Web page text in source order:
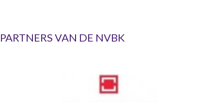
PARTNERS VAN DE NVBK